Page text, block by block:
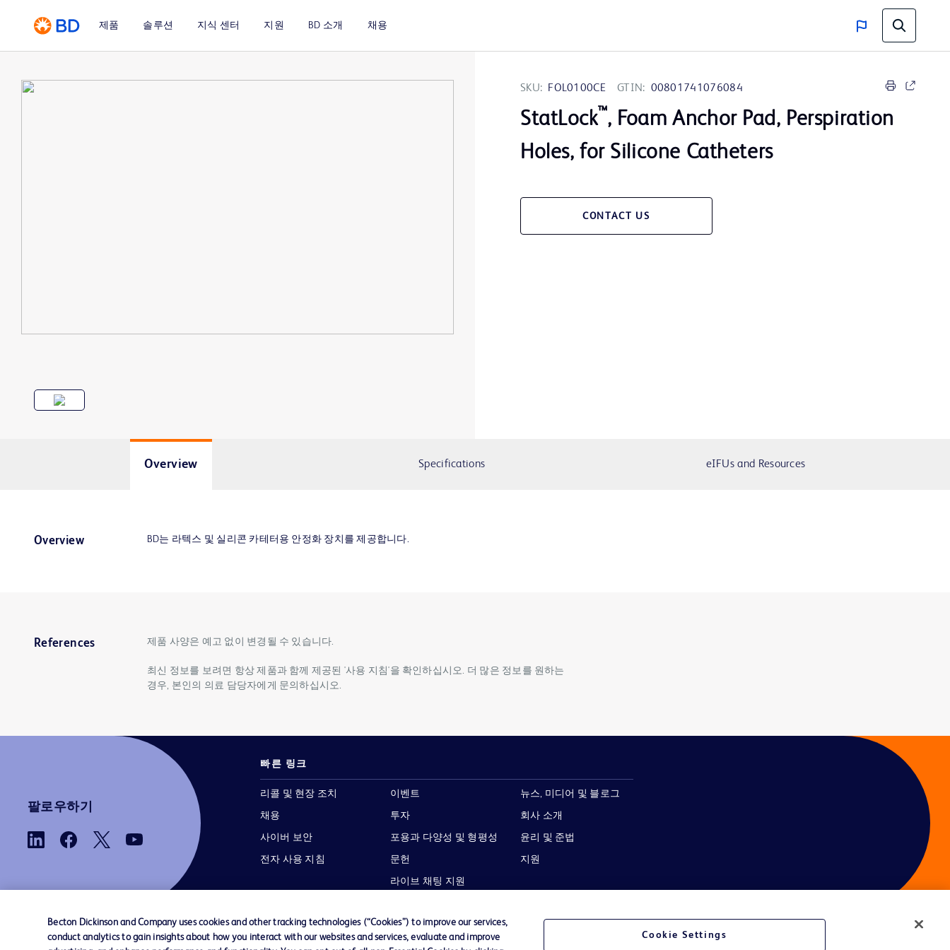
제품 솔루션 지식 센터 지원 BD 소개 채용
SKU: FOL0100CE GTIN: 00801741076084
StatLock™, Foam Anchor Pad, Perspiration
Holes, for Silicone Catheters
CONTACT US
Overview Specifications eIFUs and Resources
Overview BD는 라텍스 및 실리콘 카테터용 안정화 장치를 제공합니다.
References 제품 사양은 예고 없이 변경될 수 있습니다.
최신 정보를 보려면 항상 제품과 함께 제공된 '사용 지침'을 확인하십시오. 더 많은 정보를 원하는
경우, 본인의 의료 담당자에게 문의하십시오.
팔로우하기
빠른 링크
리콜 및 현장 조치
채용
사이버 보안
전자 사용 지침
이벤트
투자
포용과 다양성 및 형평성
문헌
라이브 채팅 지원
뉴스, 미디어 및 블로그
회사 소개
윤리 및 준법
지원
Becton Dickinson and Company uses cookies and other tracking technologies (“Cookies”) to improve our services,
conduct analytics to gain insights about how you interact with our websites and services, evaluate and improve
Cookie Settings